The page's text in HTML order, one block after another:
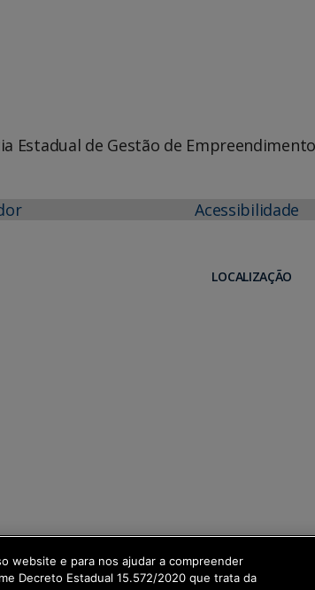
Estadual de Gestão de
Acessibilidade
LOCALIZAÇÃO
website e para nos ajudar a compreender
Decreto Estadual 15.572/2020 que trata da